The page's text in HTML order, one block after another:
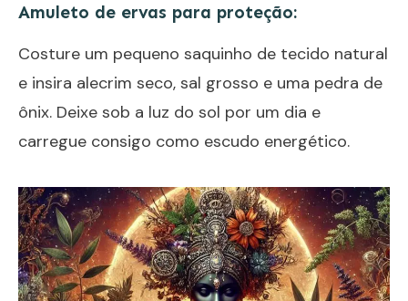
Amuleto de ervas para proteção:
Costure um pequeno saquinho de tecido natural
e insira alecrim seco, sal grosso e uma pedra de
ônix. Deixe sob a luz do sol por um dia e
carregue consigo como escudo energético.